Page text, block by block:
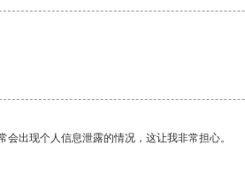
出现个人信息泄露的情况，这让我非常担心。